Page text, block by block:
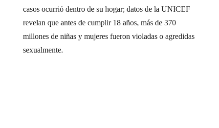
casos ocurrió dentro de su hogar; datos de la UNICEF
revelan que antes de cumplir 18 años, más de 370
millones de niñas y mujeres fueron violadas o agredidas
sexualmente.